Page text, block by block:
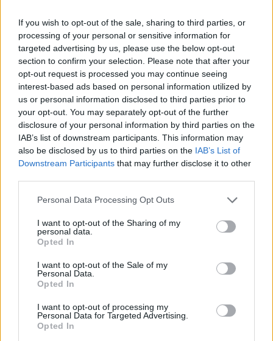
If you wish to opt-out of the sale, sharing to third parties, or
processing of your personal or sensitive information for
targeted advertising by us, please use the below opt-out
section to confirm your selection. Please note that after your
opt-out request is processed you may continue seeing
interest-based ads based on personal information utilized by
us or personal information disclosed to third parties prior to
your opt-out. You may separately opt-out of the further
disclosure of your personal information by third parties on the
IAB’s list of downstream participants. This information may
also be disclosed by us to third parties on the IAB’s List of
Downstream Participants that may further disclose it to other
Personal Data Processing Opt Outs
I want to opt-out of the Sharing of my
personal data.
Opted In
I want to opt-out of the Sale of my
Personal Data.
Opted In
I want to opt-out of processing my
Personal Data for Targeted Advertising.
Opted In
In evidenza